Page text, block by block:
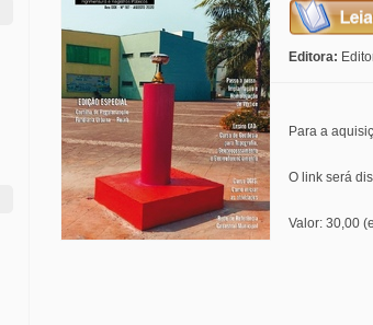
Editora:
Para a
O link será
Valor: 30,00